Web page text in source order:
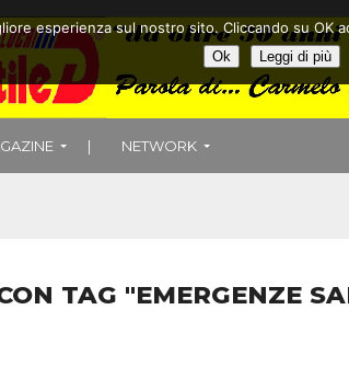
| NETWORK
TAG "EMERGENZE
esperienza sul nostro sito. Cliccando su
Ok Leggi di più